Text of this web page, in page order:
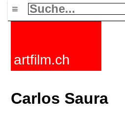
≡
artfilm.ch
Carlos Saura